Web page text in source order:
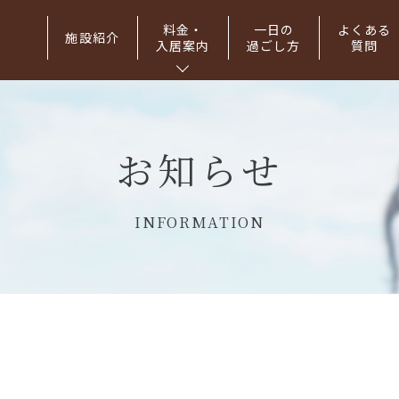
施設紹介
料金・
入居案内
一日の
過ごし方
よくある
質問
お知らせ
INFORMATION